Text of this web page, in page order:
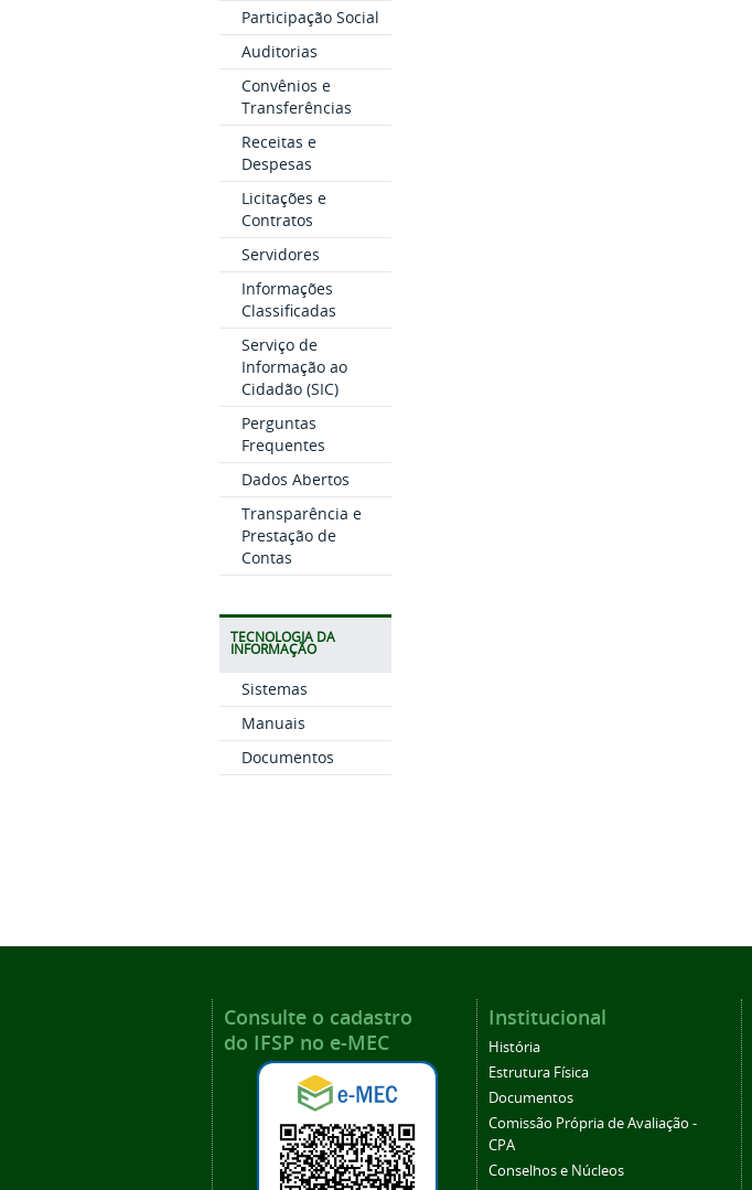
Participação Social
Auditorias
Convênios e
Transferências
Receitas e
Despesas
Licitações e
Contratos
Servidores
Informações
Classificadas
Serviço de
Informação ao
Cidadão (SIC)
Perguntas
Frequentes
Dados Abertos
Transparência e
Prestação de
Contas
TECNOLOGIA DA
INFORMAÇÃO
Sistemas
Manuais
Documentos
Consulte o cadastro
do IFSP no e-MEC
Institucional
História
Estrutura Física
Documentos
Comissão Própria de Avaliação -
CPA
Conselhos e Núcleos